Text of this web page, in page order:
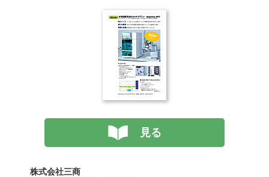
見る
株式会社三商